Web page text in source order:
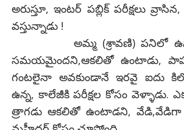
అరుస్తూ, ఇంటర్ పబ్లిక్ పరీక్షలు
వస్తున్నాడు !
అమ్మ (శ్రావణి) పనిలో ఉన్నా,
సమయమైందని,ఆకలితో ఉంటాడు,
గంటలైనా అవకుండానే ఇరవై ఐదు
ఉన్న, కాలేజీకి పరీక్షల కోసం వెళ్ళాడు.
త్రాగడు ఆకలితో ఉంటాడని, వేడి,వేడిగా